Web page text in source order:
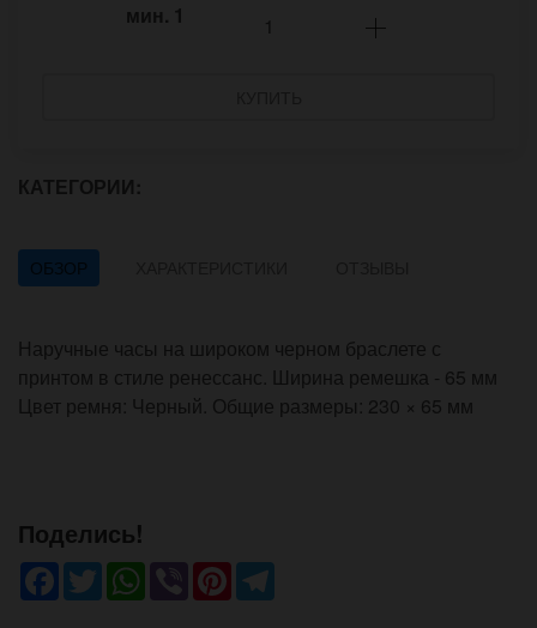
мин. 1
КАТЕГОРИИ:
ОБЗОР
Наручные часы на широком черном браслете с
принтом в стиле ренессанс. Ширина ремешка - 65 мм
Цвет ремня: Черный. Общие размеры: 230 × 65 мм
Поделись!
Facebook
TwitterWhatsApp
ViberPinterest